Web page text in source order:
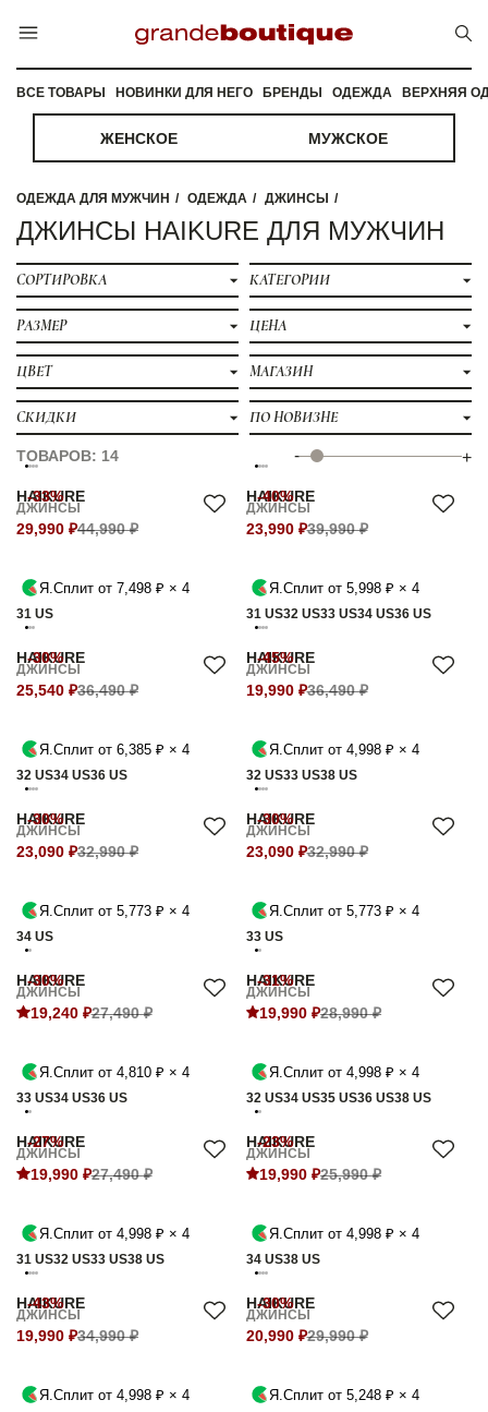
ВСЕ ТОВАРЫ НОВИНКИ ДЛЯ НЕГО БРЕНДЫ ОДЕЖДА ВЕРХНЯЯ
ЖЕНСКОЕ МУЖСКОЕ
ОДЕЖДА ДЛЯ МУЖЧИН ОДЕЖДА ДЖИНСЫ
ДЖИНСЫ HAIKURE ДЛЯ МУЖЧИН
СОРТИРОВКА КАТЕГОРИИ
РАЗМЕР ЦЕНА
ЦВЕТ МАГАЗИН
СКИДКИ ПО НОВИЗНЕ
ТОВАРОВ: 14 - +
-33%
HAIKURE
ДЖИНСЫ
29,990 ₽44,990 ₽
Я.Сплит от 7,498 ₽ × 4
31 US
-40%
HAIKURE
ДЖИНСЫ
23,990 ₽39,990 ₽
Я.Сплит от 5,998 ₽ × 4
31 US32 US33 US34 US36 US
-30%
HAIKURE
ДЖИНСЫ
25,540 ₽36,490 ₽
Я.Сплит от 6,385 ₽ × 4
32 US34 US36 US
-45%
HAIKURE
ДЖИНСЫ
19,990 ₽36,490 ₽
Я.Сплит от 4,998 ₽ × 4
32 US33 US38 US
-30%
HAIKURE
ДЖИНСЫ
23,090 ₽32,990 ₽
Я.Сплит от 5,773 ₽ × 4
34 US
-30%
HAIKURE
ДЖИНСЫ
23,090 ₽32,990 ₽
Я.Сплит от 5,773 ₽ × 4
33 US
-30%
HAIKURE
ДЖИНСЫ
19,240 ₽27,490 ₽
Я.Сплит от 4,810 ₽ × 4
33 US34 US36 US
-31%
HAIKURE
ДЖИНСЫ
19,990 ₽28,990 ₽
Я.Сплит от 4,998 ₽ × 4
32 US34 US35 US36 US38 US
-27%
HAIKURE
ДЖИНСЫ
19,990 ₽27,490 ₽
Я.Сплит от 4,998 ₽ × 4
31 US32 US33 US38 US
-23%
HAIKURE
ДЖИНСЫ
19,990 ₽25,990 ₽
Я.Сплит от 4,998 ₽ × 4
34 US38 US
-43%
HAIKURE
ДЖИНСЫ
19,990 ₽34,990 ₽
Я.Сплит от 4,998 ₽ × 4
-30%
HAIKURE
ДЖИНСЫ
20,990 ₽29,990 ₽
Я.Сплит от 5,248 ₽ × 4